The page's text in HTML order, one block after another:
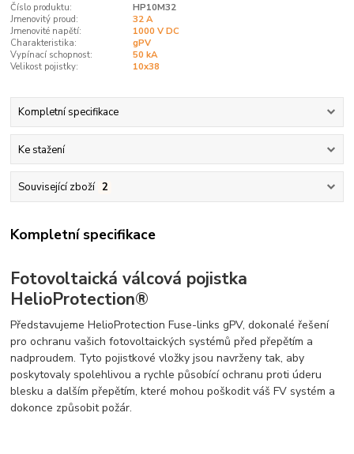
Číslo produktu:
HP10M32
Jmenovitý proud:
32 A
Jmenovité napětí:
1000 V DC
Charakteristika:
gPV
Vypínací schopnost:
50 kA
Velikost pojistky:
10x38
Kompletní specifikace
Ke stažení
Související zboží 2
Kompletní specifikace
Fotovoltaická válcová pojistka
HelioProtection®
Představujeme HelioProtection Fuse-links gPV, dokonalé řešení
pro ochranu vašich fotovoltaických systémů před přepětím a
nadproudem. Tyto pojistkové vložky jsou navrženy tak, aby
poskytovaly spolehlivou a rychle působící ochranu proti úderu
blesku a dalším přepětím, které mohou poškodit váš FV systém a
dokonce způsobit požár.